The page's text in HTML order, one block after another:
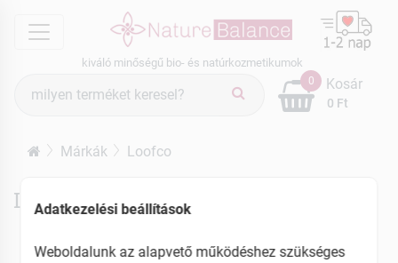
menu
kiváló minőségű bio- és natúrkozmetikumok
keresés
0
0 Ft
Kosár
Márkák Loofco
Loofco termékek
Adatkezelési beállítások
Weboldalunk az alapvető működéshez szükséges